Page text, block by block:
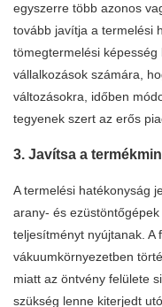
egyszerre több azonos
tovább javítja a termelési
tömegtermelési
vállalkozások számára,
változásokra, időben
tegyenek szert az erős
3. Javítsa a
A termelési hatékonyság
arany- és
teljesítményt nyújtanak. A
vákuumkörnyezetben
miatt az öntvény felülete
szükség lenne kiterjedt